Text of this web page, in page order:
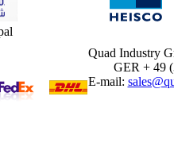
Quad Industry
GER + 49
E-mail: